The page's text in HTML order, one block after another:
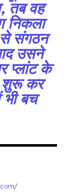
तब वह
निकला
से संगठन
उसने
प्लांट के
शुरू कर
भी बच